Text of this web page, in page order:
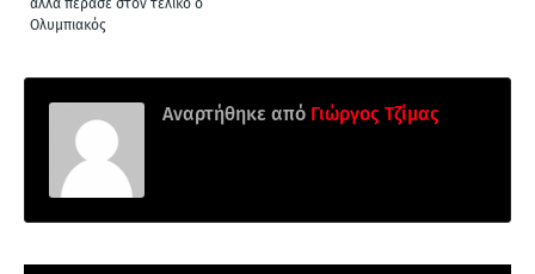
Ολυμπιακός
Αναρτήθηκε από Γιώργος Τζίμας